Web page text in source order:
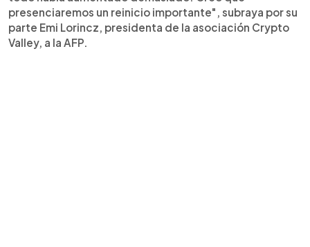
presenciaremos un reinicio importante", subraya por su
parte Emi Lorincz, presidenta de la asociación Crypto
Valley, a la AFP.